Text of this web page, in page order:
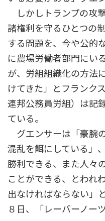
しかしトランプの攻
諸権利を守るひとつの
する問題を、今や公的
に農場労働者部門にい
が、労組組織化の方法
けてきた」とフランク
連邦公務員労組）は記
ている。
グエンサーは「豪腕
混乱を餌にしている」
勝利できる、また人々
ことができる、とわれ
出なければならない」
８日、「レーバーノー